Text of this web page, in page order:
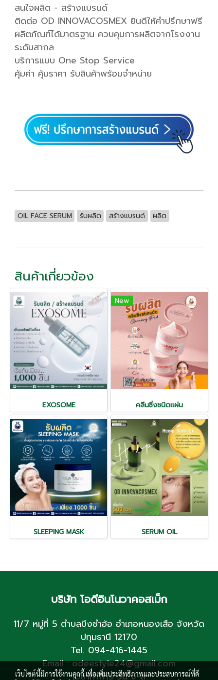
สนใจผลิต - สร้างแบรนด์
ติดต่อ OD INNOVACOSMEX ยินดีให้คำปรึกษาฟรี
ผลิตภัณฑ์ได้มาตรฐาน ควบคุมการผลิตจากโรงงาน
ระดับสากล
บริการแบบ One Stop Service
คุ้มค่า คุ้มราคา รับสินค้าพร้อมจำหน่าย
OIL FACE SERUM รับผลิต สร้างแบรนด์ ผลิต
สินค้าเกี่ยวข้อง
EXOSOME
New
คลีนซิ่งชนิดแผ่น
SLEEPING MASK SERUM OIL
บริษัท โอดีอินโนวาคอสเม็ก
11/7 หมู่ที่ 5 ตำบลบึงชำอ้อ อำเภอหนองเสือ จังหวัด
ปทุมธานี 12170
Tel. 094-416-1445
Email : odeestyle24@gmail.com
เวลาทำการ วัน จ-ส
เว็บไซต์นี้มีการใช้งานคุกกี้ เพื่อเพิ่มประสิทธิภาพและประสบการณ์ที่ดี